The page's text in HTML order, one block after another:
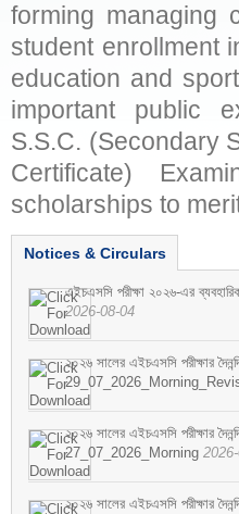
forming managing
student enrollment
education and
important public
S.S.C. (Secondary
Certificate)
scholarships to
Notices & Circulars
এইচএসসি পরীক্ষা ২০২৬-এর ব্যবহারিক
2026-08-04
২০২৬ সালের এইচএসসি পরীক্ষার
২০২৬ সালের এইচএসসি পরীক্ষার
27_07_2026_Morning
২০২৬ সালের এইচএসসি পরীক্ষার